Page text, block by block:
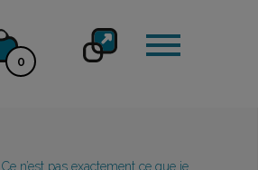
0
Ce n’est pas exactement ce que je